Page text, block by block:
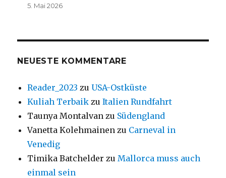
5. Mai 2026
NEUESTE KOMMENTARE
Reader_2023 zuUSA-Ostküste
Kuliah Terbaik zuItalien Rundfahrt
Taunya Montalvan zu Südengland
Vanetta Kolehmainen zu Carneval in
Venedig
Timika Batchelder zu Mallorca muss auch
einmal sein